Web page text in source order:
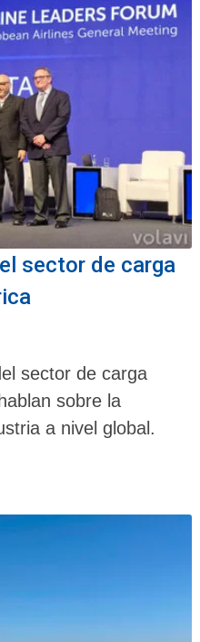
sector de carga
sector de carga
sobre la
a nivel global.